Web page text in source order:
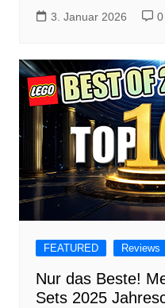
3. Januar 2026 0
FEATURED Reviews
Nur das Beste!
Sets 2025